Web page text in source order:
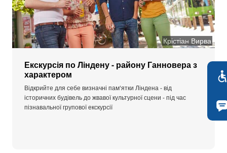
Крістіан Вирва
Екскурсія по Ліндену - району Ганновера з
характером
Відкрийте для себе визначні пам'ятки Ліндена - від
історичних будівель до жвавої культурної сцени - під час
пізнавальної групової екскурсії